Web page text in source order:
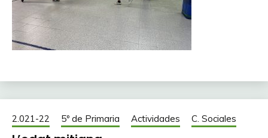
2.021-22 5º de Primaria Actividades C. Sociales